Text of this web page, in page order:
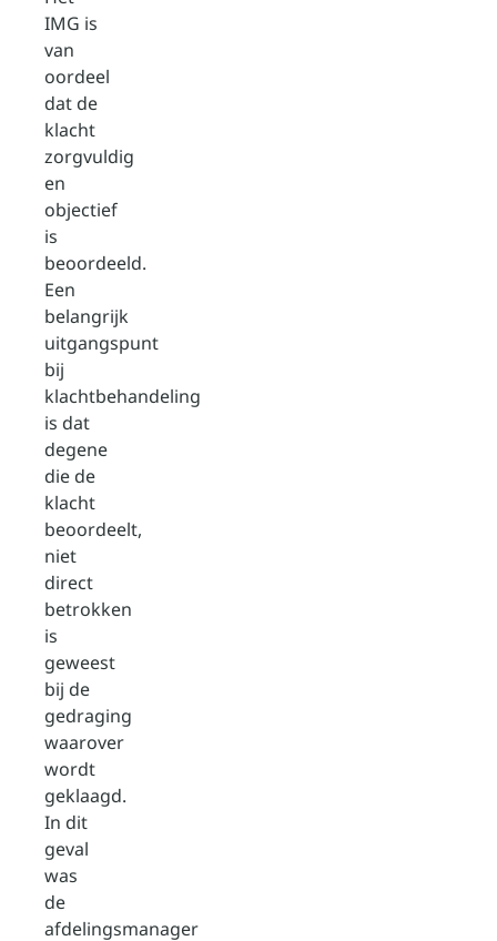
IMG is
van
oordeel
dat de
klacht
zorgvuldig
en
objectief
is
beoordeeld.
Een
belangrijk
uitgangspunt
bij
klachtbehandeling
is dat
degene
die de
klacht
beoordeelt,
niet
direct
betrokken
is
geweest
bij de
gedraging
waarover
wordt
geklaagd.
In dit
geval
was
de
afdelingsmanager